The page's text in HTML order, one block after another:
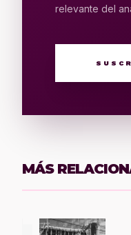
relevante del
MÁS